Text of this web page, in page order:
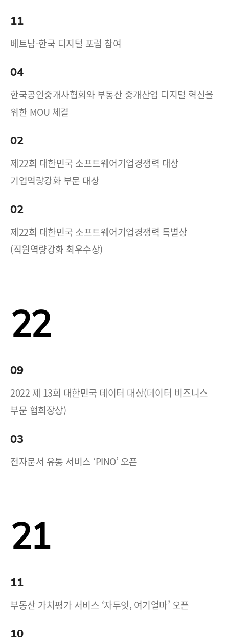
11
베트남-한국 디지털 포럼 참여
04
한국공인중개사협회와 부동산 중개산업 디지털 혁신을
위한 MOU 체결
02
제22회 대한민국 소프트웨어기업경쟁력 대상
기업역량강화 부문 대상
02
제22회 대한민국 소프트웨어기업경쟁력 특별상
(직원역량강화 최우수상)
22
09
2022 제 13회 대한민국 데이터 대상(데이터 비즈니스
부문 협회장상)
03
전자문서 유통 서비스 ‘PINO’ 오픈
21
11
부동산 가치평가 서비스 ‘자두잇, 여기얼마’ 오픈
10